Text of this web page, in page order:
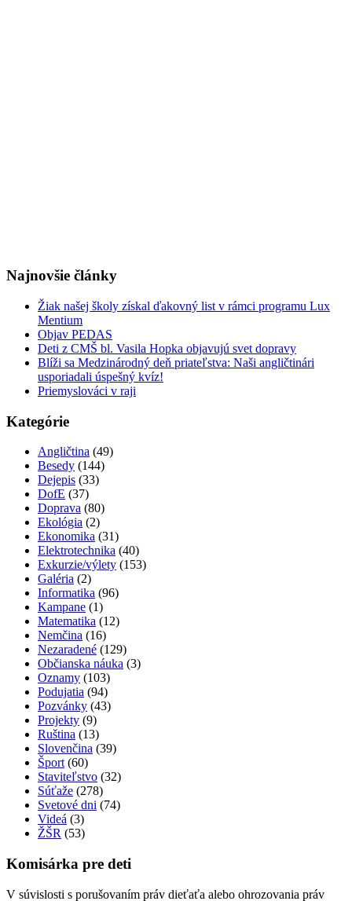
Najnovšie články
Žiak našej školy získal ďakovný list v rámci programu Lux
Mentium
Objav PEDAS
Deti z CMŠ bl. Vasila Hopka objavujú svet dopravy
Blíži sa Medzinárodný deň priateľstva: Naši angličtinári
usporiadali úspešný kvíz!
Priemyslováci v raji
Kategórie
Angličtina (49)
Besedy (144)
Dejepis (33)
DofE (37)
Doprava (80)
Ekológia (2)
Ekonomika (31)
Elektrotechnika (40)
Exkurzie/výlety (153)
Galéria (2)
Informatika (96)
Kampane (1)
Matematika (12)
Nemčina (16)
Nezaradené (129)
Občianska náuka (3)
Oznamy (103)
Podujatia (94)
Pozvánky (43)
Projekty (9)
Ruština (13)
Slovenčina (39)
Šport (60)
Staviteľstvo (32)
Súťaže (278)
Svetové dni (74)
Videá (3)
ŽŠR (53)
Komisárka pre deti
V súvislosti s porušovaním práv dieťaťa alebo ohrozovania práv